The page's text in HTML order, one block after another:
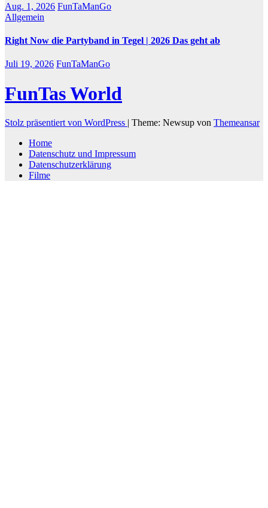
Aug. 1, 2026 FunTaManGo
Allgemein
Right Now die Partyband in Tegel | 2026 Das geht ab
Juli 19, 2026 FunTaManGo
FunTas World
Stolz präsentiert von WordPress | Theme: Newsup von Themeansar
Home
Datenschutz und Impressum
Datenschutzerklärung
Filme